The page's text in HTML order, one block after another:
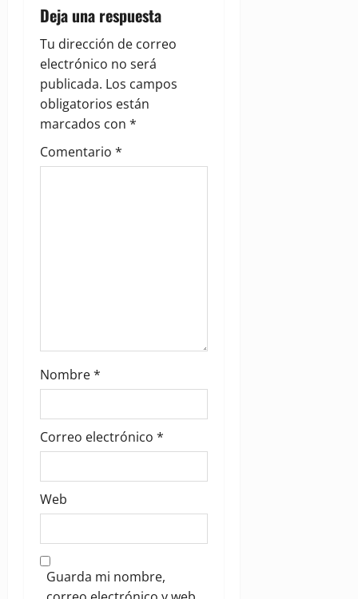
i
g
a
t
i
Deja una respuesta
Tu dirección de correo
electrónico no será
publicada. Los campos
obligatorios están
marcados con *
Comentario *
Nombre*
Correo electrónico *
Web
Guarda mi nombre,